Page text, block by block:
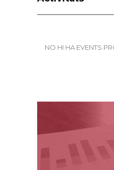
NO HI HA EVENTS